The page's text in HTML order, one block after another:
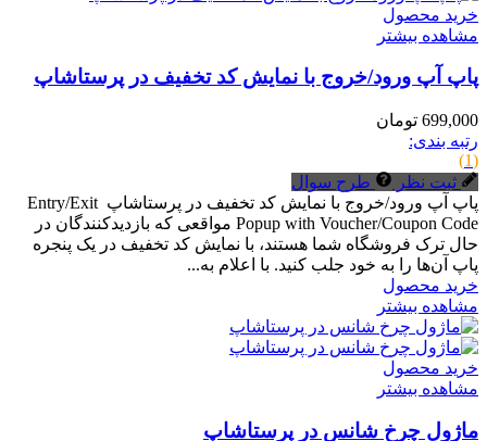
خرید محصول
مشاهده بیشتر
پاپ آپ ورود/خروج با نمایش کد تخفیف در پرستاشاپ
699,000 تومان
رتبه بندی:
(1)
ثبت نظر
طرح سوال
پاپ آپ ورود/خروج با نمایش کد تخفیف در پرستاشاپ Entry/Exit
Popup with Voucher/Coupon Code مواقعی که بازدیدکنندگان در
حال ترک فروشگاه شما هستند، با نمایش کد تخفیف در یک پنجره
پاپ آن‌ها را به خود جلب کنید. با اعلام به...
خرید محصول
مشاهده بیشتر
خرید محصول
مشاهده بیشتر
ماژول چرخ شانس در پرستاشاپ